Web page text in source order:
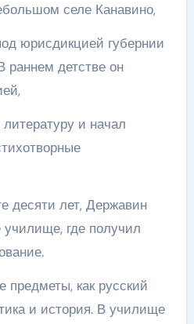
селе Канавино,
юрисдикцией губернии
раннем детстве он
и начал
десяти лет, Державин
училище, где получил
предметы, как русский
и история. В училище